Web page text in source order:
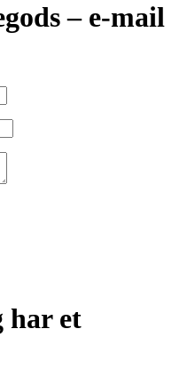
– e-mail
har et